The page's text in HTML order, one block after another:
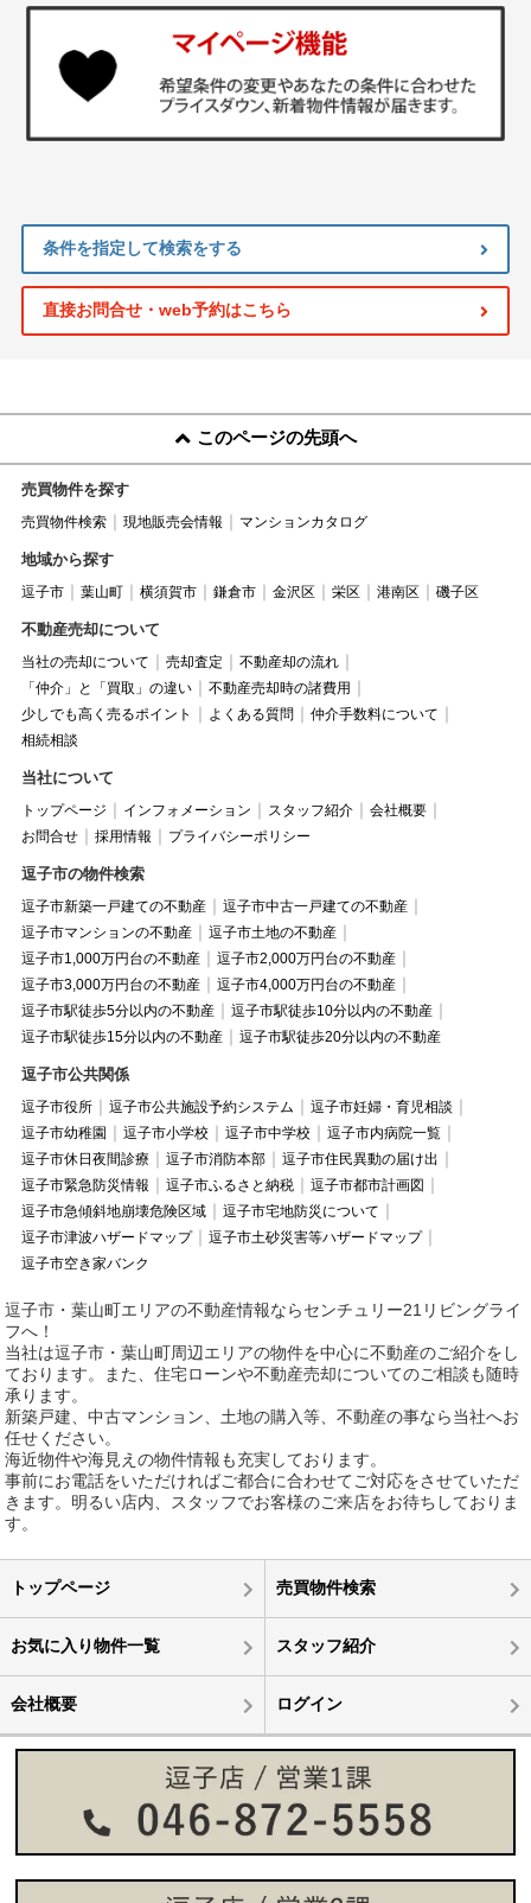
条件を指定して検索をする
直接お問合せ・web予約はこちら
このページの先頭へ
売買物件を探す
売買物件検索 現地販売会情報 マンションカタログ
地域から探す
逗子市 葉山町 横須賀市 鎌倉市 金沢区 栄区 港南区 磯子区
不動産売却について
当社の売却について 売却査定
不動産却の流れ
「仲介」と「買取」の違い
不動産売却時の諸費用
少しでも高く売るポイント
よくある質問
仲介手数料について
相続相談
当社について
トップページ インフォメーション スタッフ紹介
会社概要
お問合せ
採用情報 プライバシーポリシー
逗子市の物件検索
逗子市新築一戸建ての不動産
逗子市中古一戸建ての不動産
逗子市マンションの不動産
逗子市土地の不動産
逗子市1,000万円台の不動産
逗子市2,000万円台の不動産
逗子市3,000万円台の不動産
逗子市4,000万円台の不動産
逗子市駅徒歩5分以内の不動産
逗子市駅徒歩10分以内の不動産
逗子市駅徒歩15分以内の不動産
逗子市駅徒歩20分以内の不動産
逗子市公共関係
逗子市役所 逗子市公共施設予約システム
逗子市妊婦・育児相談
逗子市幼稚園
逗子市小学校 逗子市中学校
逗子市内病院一覧
逗子市休日夜間診療
逗子市消防本部
逗子市住民異動の届け出
逗子市緊急防災情報
逗子市ふるさと納税
逗子市都市計画図
逗子市急傾斜地崩壊危険区域
逗子市宅地防災について
逗子市津波ハザードマップ
逗子市土砂災害等ハザードマップ
逗子市空き家バンク
逗子市・葉山町エリアの不動産情報ならセンチュリー21リビングライ
フへ！
当社は逗子市・葉山町周辺エリアの物件を中心に不動産のご紹介をし
ております。また、住宅ローンや不動産売却についてのご相談も随時
承ります。
新築戸建、中古マンション、土地の購入等、不動産の事なら当社へお
任せください。
海近物件や海見えの物件情報も充実しております。
事前にお電話をいただければご都合に合わせてご対応をさせていただ
きます。明るい店内、スタッフでお客様のご来店をお待ちしておりま
す。
トップページ 売買物件検索
お気に入り物件一覧 スタッフ紹介
会社概要 ログイン